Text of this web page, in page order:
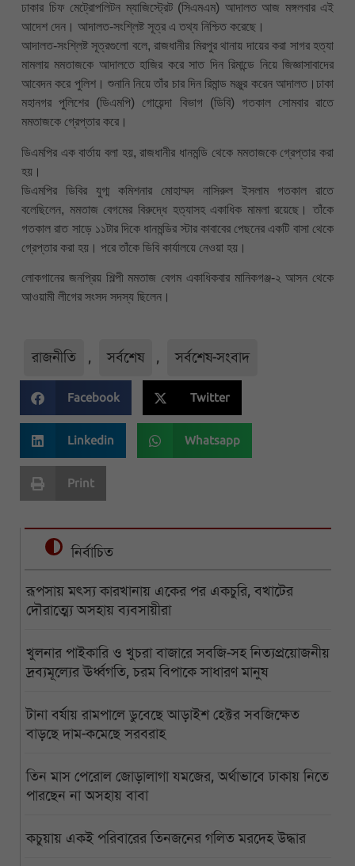
ঢাকার চিফ মেট্রোপলিটন ম্যাজিস্ট্রেট (সিএমএম) আদালত আজ মঙ্গলবার এই
আদেশ দেন। আদালত-সংশ্লিষ্ট সূত্র এ তথ্য নিশ্চিত করেছে।
আদালত-সংশ্লিষ্ট সূত্রগুলো বলে, রাজধানীর মিরপুর থানায় দায়ের করা সাগর হত্যা
মামলায় মমতাজকে আদালতে হাজির করে সাত দিন রিমান্ডে নিয়ে জিজ্ঞাসাবাদের
আবেদন করে পুলিশ। শুনানি নিয়ে তাঁর চার দিন রিমান্ড মঞ্জুর করেন আদালত।ঢাকা
মহানগর পুলিশের (ডিএমপি) গোয়েন্দা বিভাগ (ডিবি) গতকাল সোমবার রাতে
মমতাজকে গ্রেপ্তার করে।
ডিএমপির এক বার্তায় বলা হয়, রাজধানীর ধানমন্ডি থেকে মমতাজকে গ্রেপ্তার করা
হয়।
ডিএমপির ডিবির যুগ্ম কমিশনার মোহাম্মদ নাসিরুল ইসলাম গতকাল রাতে
বলেছিলেন, মমতাজ বেগমের বিরুদ্ধে হত্যাসহ একাধিক মামলা রয়েছে। তাঁকে
গতকাল রাত সাড়ে ১১টার দিকে ধানমন্ডির স্টার কাবাবের পেছনের একটি বাসা থেকে
গ্রেপ্তার করা হয়। পরে তাঁকে ডিবি কার্যালয়ে নেওয়া হয়।
লোকগানের জনপ্রিয় শিল্পী মমতাজ বেগম একাধিকবার মানিকগঞ্জ-২ আসন থেকে
আওয়ামী লীগের সংসদ সদস্য ছিলেন।
রাজনীতি , সর্বশেষ , সর্বশেষ-সংবাদ
Facebook Twitter
Linkedin Whatsapp
Print
নির্বাচিত
রূপসায় মৎস্য কারখানায় একের পর একচুরি, বখাটের
দৌরাত্ম্যে অসহায় ব্যবসায়ীরা
খুলনার পাইকারি ও খুচরা বাজারে সবজি-সহ নিত্যপ্রয়োজনীয়
দ্রব্যমূল্যের ঊর্ধ্বগতি, চরম বিপাকে সাধারণ মানুষ
টানা বর্ষায় রামপালে ডুবেছে আড়াইশ হেক্টর সবজিক্ষেত
বাড়ছে দাম-কমেছে সরবরাহ
তিন মাস পেরোল জোড়ালাগা যমজের, অর্থাভাবে ঢাকায় নিতে
পারছেন না অসহায় বাবা
কচুয়ায় একই পরিবারের তিনজনের গলিত মরদেহ উদ্ধার